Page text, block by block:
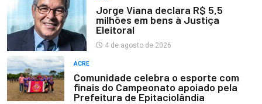
Jorge Viana declara R$ 5,5
milhões em bens à Justiça
Eleitoral
4 de agosto de 2026
ACRE
Comunidade celebra o esporte com
finais do Campeonato apoiado pela
Prefeitura de Epitaciolândia